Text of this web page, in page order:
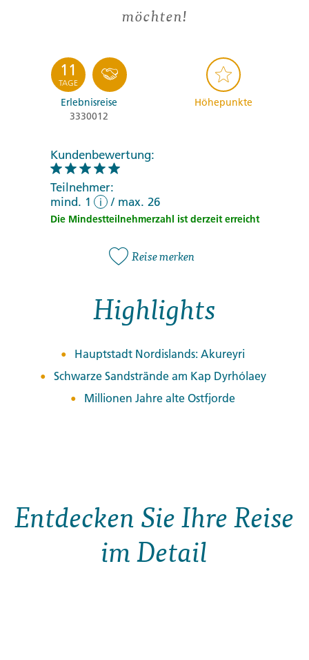
möchten!
11
TAGE
Erlebnisreise
3330012
Höhepunkte
Kundenbewertung:
Teilnehmer:
mind. 1
i / max. 26
Die Mindestteilnehmerzahl ist derzeit erreicht
Reise merken
Highlights
Hauptstadt Nordislands: Akureyri
Schwarze Sandstrände am Kap Dyrhólaey
Millionen Jahre alte Ostfjorde
Entdecken Sie Ihre Reise
im Detail